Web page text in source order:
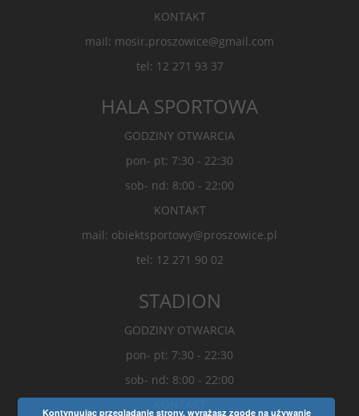
KONTAKT
mail: mosir.proszowice@gmail.com
tel: 12 271 93 37
HALA SPORTOWA
GODZINY OTWARCIA
pon- pt: 7:30 - 22:30
sob- nd: 8:00 - 22:00
KONTAKT
mail: obiektsportowy@proszowice.pl
tel: 12 271 90 02
STADION
GODZINY OTWARCIA
pon- pt: 7:30 - 22:30
sob- nd: 8:00 - 22:00
Kontynuując przeglądanie strony, wyrażasz zgodę na używanie